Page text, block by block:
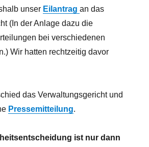
unser Eilantrag an das
(In der Anlage dazu die
bei verschiedenen
Wir hatten rechtzeitig davor
das Verwaltungsgericht und
Pressemitteilung.
ist nur dann